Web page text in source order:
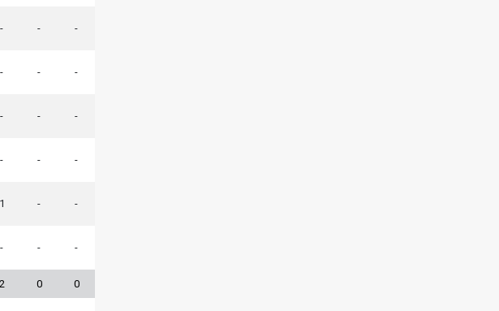
- - -
- - -
- - -
- - -
1 - -
- - -
2 0 0